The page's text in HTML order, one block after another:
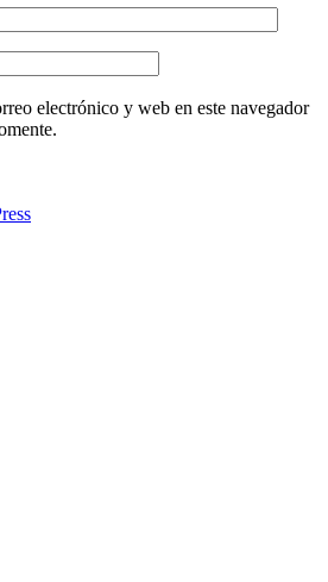
electrónico y web en este navegador